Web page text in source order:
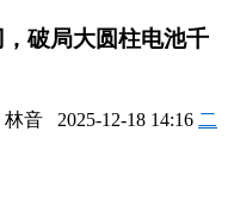
，破局大圆柱电池千
林音 2025-12-18 14:16 二